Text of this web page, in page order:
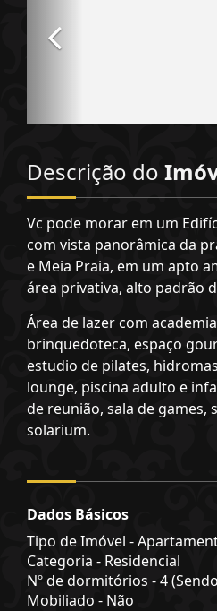
Descrição do
Vc pode morar em um
com vista panorâmica da
e Meia Praia, em um apto
área privativa, alto padrão
Área de lazer com
brinquedoteca, espaço
estudio de pilates,
lounge, piscina adulto e
de reunião, sala de games,
solarium.
Dados Básicos
Tipo de Imóvel -
Categoria - Residencial
Nº de dormitórios - 4
Mobiliado - Não